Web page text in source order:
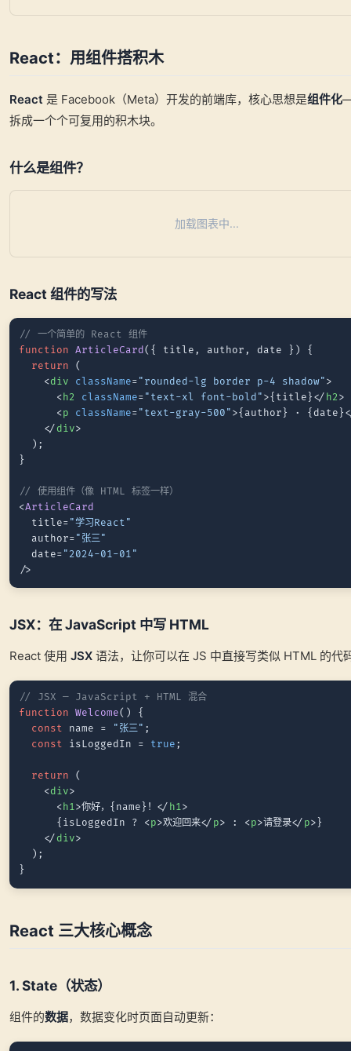
React：用组件搭积木
React 是 Facebook（Meta）开发的前端库，核心思想是组件化
拆成一个个可复用的积木块。
什么是组件？
加载图表中...
React 组件的写法
// 一个简单的 React 组件
function
ArticleCard ( { title, author, date } ) {
return (
<div className= "rounded-lg border p-4 shadow" >
< h2 className= "text-xl font-bold" >{title} </ h2>
<p className= "text-gray-500" >{author} · {date}
</ div>
  );
}
// 使用组件（像 HTML 标签一样）
<ArticleCard
  title=
"学习React"
  author=
"张三"
  date=
"2024-01-01"
JSX：在 JavaScript 中写 HTML
React 使用 JSX 语法，让你可以在 JS 中直接写类似 HTML 的代
// JSX — JavaScript + HTML 混合
function
Welcome( ) {
const name = "张三" ;
const isLoggedIn = true ;
return (
<div>
<h1>你好，{name}！ </ h1>
      {isLoggedIn ?
<p>欢迎回来</ p> : <p>请登录</ p> }
</ div>
  );
React 三大核心概念
1. State（状态）
组件的数据，数据变化时页面自动更新：